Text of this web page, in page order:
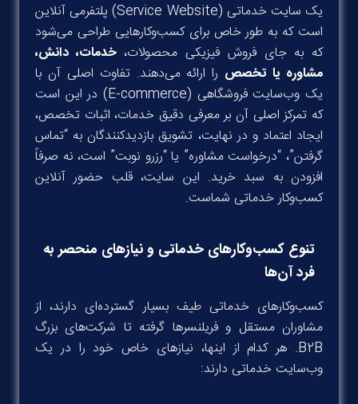
یک سایت خدماتی (Service Website) پلتفرمی آنلاین
است که به طور خاص برای کسب‌وکارهایی طراحی می‌شود
که به جای فروش فیزیکی محصولات،خدمات، دانش،
مشاوره یا تخصص را ارائه می‌دهند. تفاوت اصلی آن با
یک وب‌سایت فروشگاهی (E-commerce) در این است
که تمرکز اصلی آن بر معرفی دقیق خدمات، اثبات تخصص،
ایجاد اعتماد و در نهایت، تشویق بازدیدکنندگان به “تماس
گرفتن”، “درخواست مشاوره” یا “رزرو نوبت” است، نه صرفاً
افزودن به سبد خرید. این سایت، قلب حضور آنلاین
کسب‌وکار خدماتی شماست.
تنوع کسب‌وکارهای خدماتی و نیازهای منحصر به
فرد آن‌ها
کسب‌وکارهای خدماتی طیف بسیار گسترده‌ای دارند، از
مشاوران مستقل و فریلنسرها گرفته تا شرکت‌های بزرگ
B2B. هر کدام از اینها، نیازهای خاص خود را در یک
وب‌سایت خدماتی دارند: